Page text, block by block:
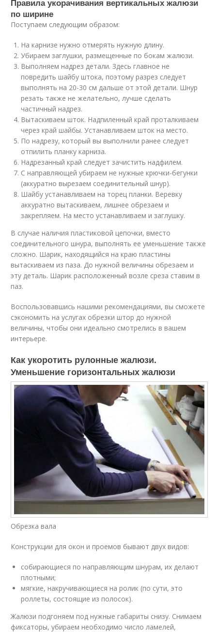
Правила укорачивания вертикальных жалюзи
по ширине
Поступаем следующим образом:
На карнизе нужно отмерять нужную длину.
Убираем заглушки, размещенные по бокам жалюзи.
Выполняем надрез детали. Здесь главное не
повредить шайбу штока, поэтому разрез следует
выполнять на 20-30 см дальше от этой детали. Шнур
резать также не желательно, лучше сделать
частичный надрез.
Вытаскиваем шток. Надпиленный край проталкиваем
через край шайбы. Устанавливаем шток на место.
По надрезу, который вы выполнили ранее следует
отпилить планку карниза.
Надрезанный край следует зачистить надфилем.
С направляющей убираем не нужные крючки-бегунки
(аккуратно вырезаем соединительный шнур).
Шайбу устанавливаем на торец планки. Веревку
аккуратно вытаскиваем, лишнее обрезаем и
закрепляем. На место устанавливаем и заглушку.
В случае наличия пластиковой цепочки, вместо
соединительного шнура, выполнять ее уменьшение также
сложно. Шарик, находящийся на краю пластины
вытаскиваем из паза. До нужной величины обрезаем и
эту деталь. Шарик расположенный возле среза ставим в
паз.
Воспользовавшись нашими рекомендациями, вы сможете
сэкономить на услугах обрезки штор до нужной
величины, чтобы они идеально смотрелись в вашем
интерьере.
Как укоротить рулонные жалюзи.
Уменьшение горизонтальных жалюзи
Обрезка вала
Конструкции для окон и проемов бывают двух видов:
собирающиеся по направляющим шнурам, их делают
плотными;
мягкие, накручивающиеся на ролик (по сути, это
роллеты, состоящие из полосок).
Жалюзи подгоняем под нужные габариты снизу. Снимаем
фиксаторы, убираем необходимо число ламелей,